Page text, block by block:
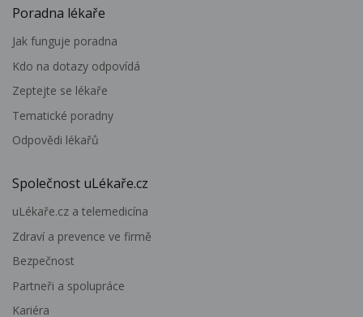
Poradna lékaře
Jak funguje poradna
Kdo na dotazy odpovídá
Zeptejte se lékaře
Tematické poradny
Odpovědi lékařů
Společnost uLékaře.cz
uLékaře.cz a telemedicína
Zdraví a prevence ve firmě
Bezpečnost
Partneři a spolupráce
Kariéra